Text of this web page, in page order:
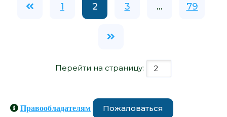
1 2 3 ... 79
Перейти на страницу:
Правообладателям Пожаловаться